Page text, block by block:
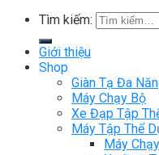
Tìm kiếm:
Giới thiệu
Shop
Giàn Tạ Đa
Máy Chạy Bộ
Xe Đạp Tập
Máy Tập Thể
Máy